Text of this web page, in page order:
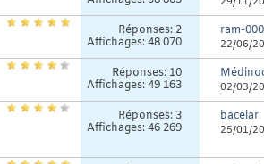
Réponses: 2
Affichages: 48 070
ram-
22/06/
Réponses: 10
Affichages: 49 163
02/03/
Réponses: 3
Affichages: 46 269
bacelar
25/01/